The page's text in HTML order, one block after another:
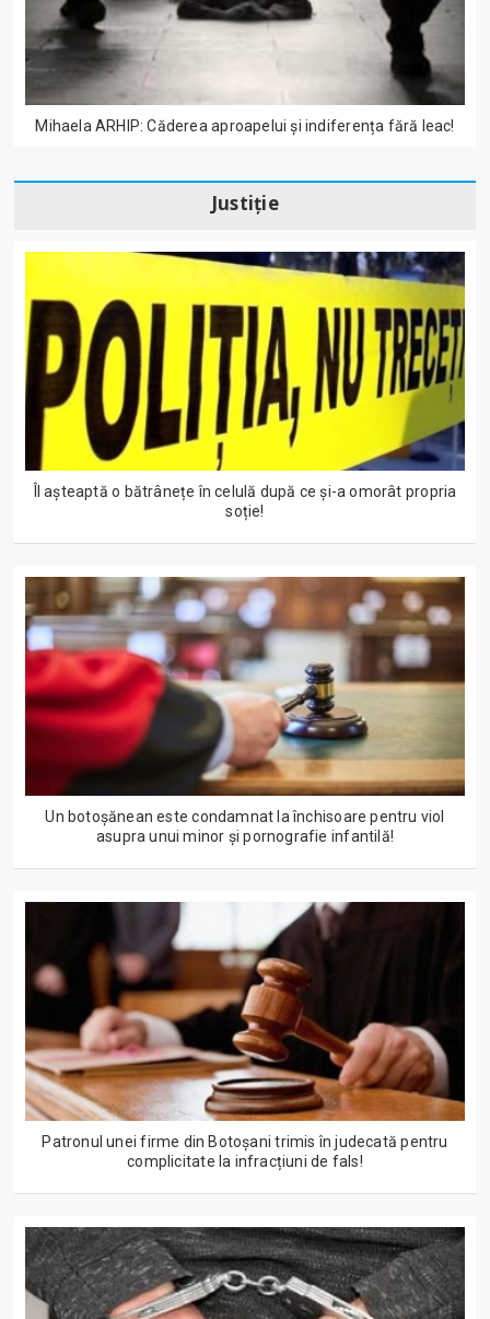
Mihaela ARHIP: Căderea aproapelui și indiferența fără leac!
Justiție
Îl așteaptă o bătrânețe în celulă după ce și-a omorât propria
soție!
Un botoșănean este condamnat la închisoare pentru viol
asupra unui minor și pornografie infantilă!
Patronul unei firme din Botoșani trimis în judecată pentru
complicitate la infracțiuni de fals!